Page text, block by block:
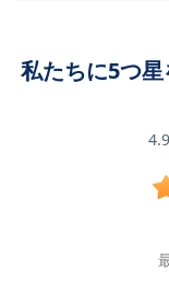
私たちに5つ
4.9